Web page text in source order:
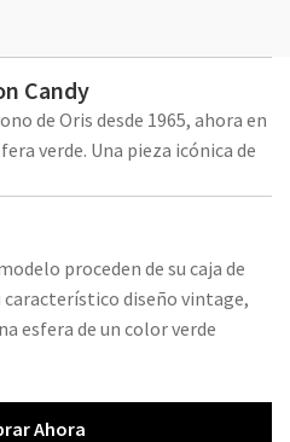
Candy
de Oris desde 1965, ahora en
verde. Una pieza icónica de
proceden de su caja de
característico diseño vintage,
esfera de un color verde
Ahora